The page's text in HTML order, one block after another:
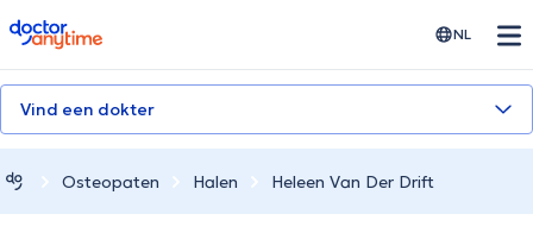
doctoranytime NL
Vind een dokter
Osteopaten Halen Heleen Van Der Drift